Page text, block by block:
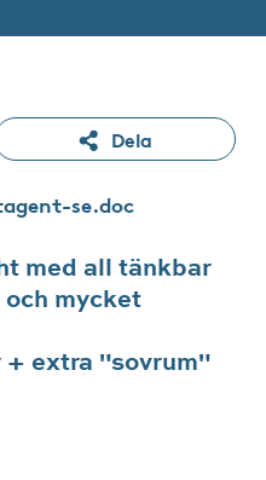
Dela
se.doc
med all tänkbar
mycket
+ extra "sovrum"